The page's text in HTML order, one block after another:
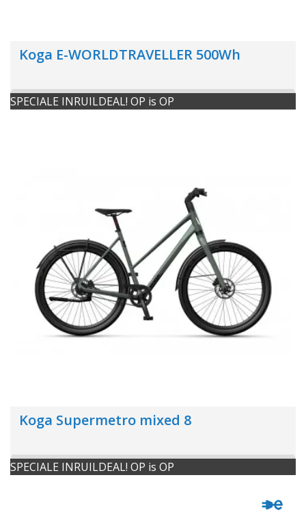
Koga E-WORLDTRAVELLER 500Wh
SPECIALE INRUILDEAL! OP is OP
Koga Supermetro mixed 8
SPECIALE INRUILDEAL! OP is OP